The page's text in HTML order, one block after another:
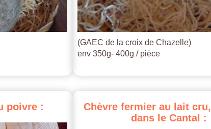
(GAEC de la croix de Chazelle)
env 350g- 400g / pièce
poivre : Chèvre fermier au lait cru,
dans le Cantal :